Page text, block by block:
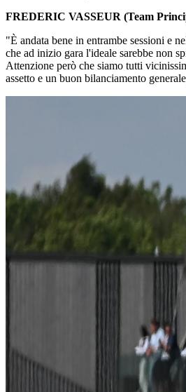
FREDERIC VASSEUR (Team
"È andata bene in entrambe sessioni e
che ad inizio gara l'ideale sarebbe non
Attenzione però che siamo tutti
assetto e un buon bilanciamento